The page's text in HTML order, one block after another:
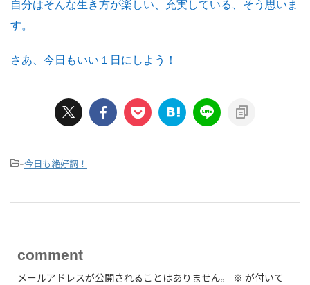
自分はそんな生き方が楽しい、充実している、そう思いま
す。
さあ、今日もいい１日にしよう！
-今日も絶好調！
comment
メールアドレスが公開されることはありません。 ※ が付いて